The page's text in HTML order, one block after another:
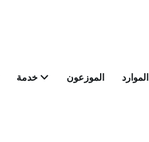
خدمة الموزعون الموارد